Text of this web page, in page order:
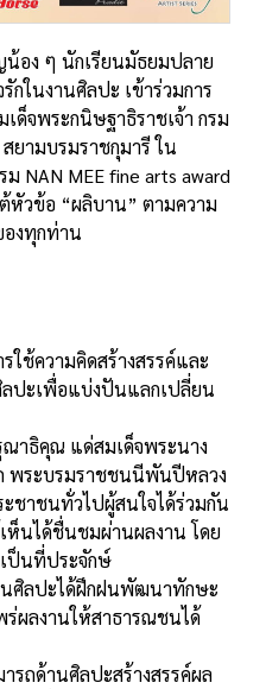
อง ๆ นักเรียนมัธยมปลาย
ในงานศิลปะ เข้าร่วมการ
ด็จพระกนิษฐาธิราชเจ้า กรม
ยามบรมราชกุมารี ใน
ม NAN MEE fine arts award
หัวข้อ “ผลิบาน” ตามความ
องทุกท่าน
ใช้ความคิดสร้างสรรค์และ
ปะเพื่อแบ่งปันแลกเปลี่ยน
าธิคุณ แด่สมเด็จพระนาง
พระบรมราชชนนีพันปีหลวง
ชาชนทั่วไปผู้สนใจได้ร่วมกัน
ห็นได้ชื่นชมผ่านผลงาน โดย
ป็นที่ประจักษ์
ศิลปะได้ฝึกฝนพัฒนาทักษะ
ผลงานให้สาธารณชนได้
รถด้านศิลปะสร้างสรรค์ผล